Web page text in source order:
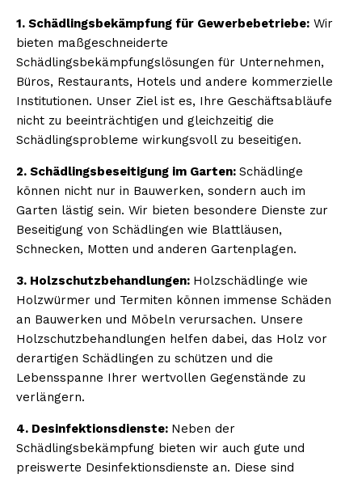
1. Schädlingsbekämpfung für Gewerbebetriebe: Wir
bieten maßgeschneiderte
Schädlingsbekämpfungslösungen für Unternehmen,
Büros, Restaurants, Hotels und andere kommerzielle
Institutionen. Unser Ziel ist es, Ihre Geschäftsabläufe
nicht zu beeinträchtigen und gleichzeitig die
Schädlingsprobleme wirkungsvoll zu beseitigen.
2. Schädlingsbeseitigung im Garten: Schädlinge
können nicht nur in Bauwerken, sondern auch im
Garten lästig sein. Wir bieten besondere Dienste zur
Beseitigung von Schädlingen wie Blattläusen,
Schnecken, Motten und anderen Gartenplagen.
3. Holzschutzbehandlungen: Holzschädlinge wie
Holzwürmer und Termiten können immense Schäden
an Bauwerken und Möbeln verursachen. Unsere
Holzschutzbehandlungen helfen dabei, das Holz vor
derartigen Schädlingen zu schützen und die
Lebensspanne Ihrer wertvollen Gegenstände zu
verlängern.
4. Desinfektionsdienste: Neben der
Schädlingsbekämpfung bieten wir auch gute und
preiswerte Desinfektionsdienste an. Diese sind